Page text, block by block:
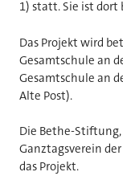
1) statt. Sie ist dort
Das Projekt wird
Gesamtschule an
Gesamtschule an
Alte Post).
Die Bethe-
Ganztagsverein
das Projekt.